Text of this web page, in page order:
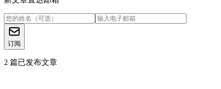
订阅
2 篇已发布文章